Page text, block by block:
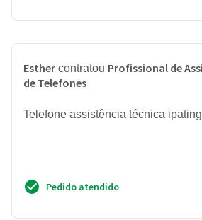
Esther contratou Profissional de
de Telefones
Telefone assistência técnica
Pedido atendido